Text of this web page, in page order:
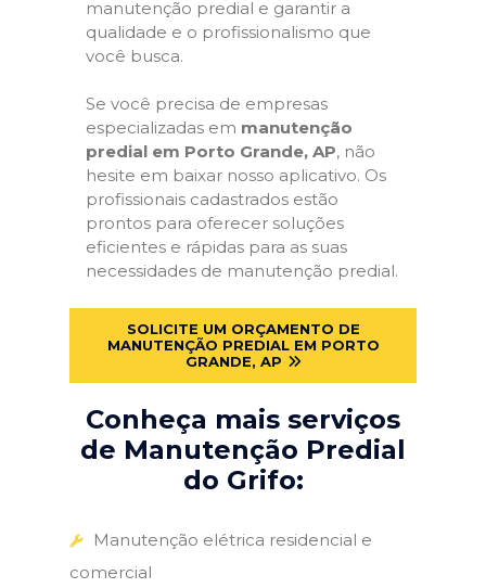
manutenção predial e garantir a
qualidade e o profissionalismo que
você busca.
Se você precisa de empresas
especializadas em manutenção
predial em Porto Grande, AP, não
hesite em baixar nosso aplicativo. Os
profissionais cadastrados estão
prontos para oferecer soluções
eficientes e rápidas para as suas
necessidades de manutenção predial.
SOLICITE UM ORÇAMENTO DE
MANUTENÇÃO PREDIAL EM PORTO
GRANDE, AP
Conheça mais serviços
de Manutenção Predial
do Grifo:
Manutenção elétrica residencial e
comercial